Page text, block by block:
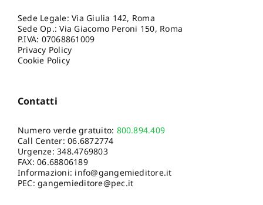
Sede Legale: Via Giulia 142, Roma
Sede Op.: Via Giacomo Peroni 150, Roma
P.IVA: 07068861009
Privacy Policy
Cookie Policy
Contatti
Numero verde gratuito: 800.894.409
Call Center:06.6872774
Urgenze:348.4769803
FAX: 06.68806189
Informazioni: info@gangemieditore.it
PEC: gangemieditore@pec.it